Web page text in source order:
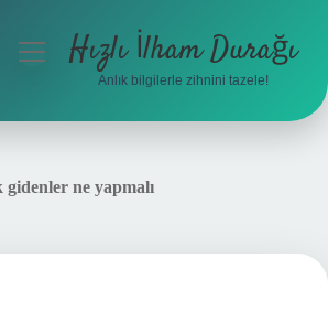
menüyüHızlı İlham Durağı
Anlık bilgilerle zihnini tazele!
ne yapmalı